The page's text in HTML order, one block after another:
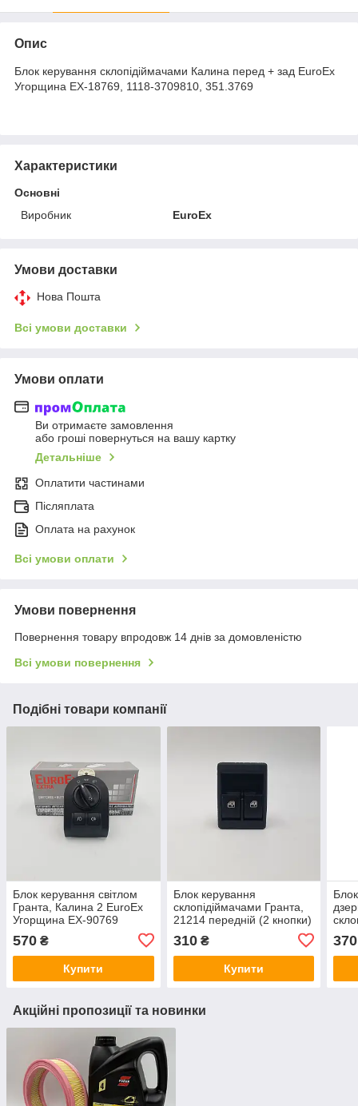
Опис
Блок керування склопідіймачами Калина перед + зад EuroEx
Угорщина EX-18769, 1118-3709810, 351.3769
Характеристики
Основні
Виробник
EuroEx
Умови доставки
Нова Пошта
Всі умови доставки
Умови оплати
Ви отримаєте замовлення
або гроші повернуться на вашу картку
Детальніше
Оплатити частинами
Післяплата
Оплата на рахунок
Всі умови оплати
Умови повернення
Повернення товару впродовж 14 днів за домовленістю
Всі умови повернення
Подібні товари компанії
Блок керування світлом
Гранта, Калина 2 EuroEx
Угорщина EX-90769
570 ₴
Купити
Блок керування
склопідіймачами Гранта,
21214 передній (2 кнопки)
3709810
310₴
Купити
370
Акційні пропозиції та новинки